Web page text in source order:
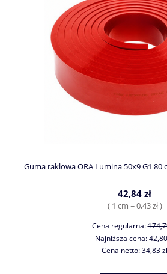
Guma raklowa ORA Lumina 50x9 G1
42,84 zł
( 1 cm = 0,43 zł )
Cena regularna:
Najniższa cena:
Cena netto:34,83 zł